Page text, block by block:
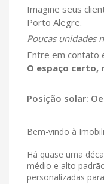
Imagine seus
Porto Alegre.
Poucas unidades
Entre em contato
O espaço certo,
Posição solar:
Bem-vindo à
Há quase uma
médio e alto
personalizadas